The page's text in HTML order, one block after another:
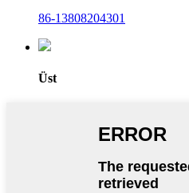
86-13808204301
Üst